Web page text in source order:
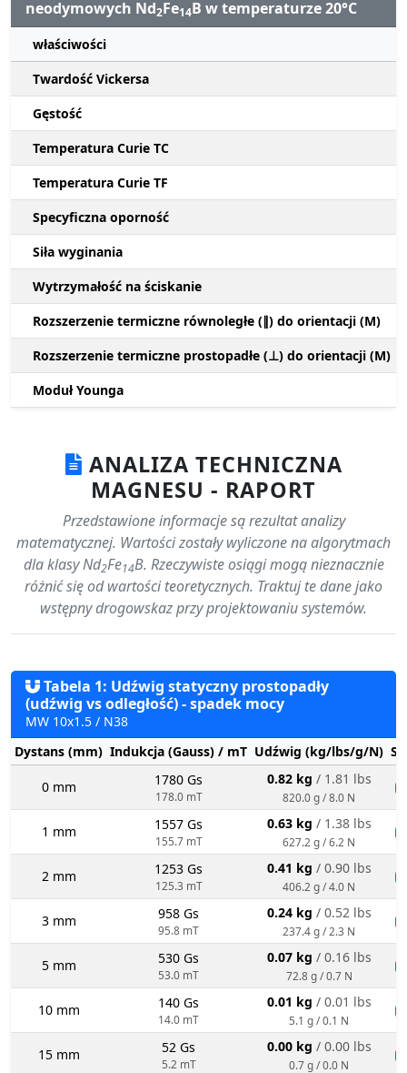
neodymowych Nd2Fe14B w temperaturze 20°C
właściwości
Twardość Vickersa
Gęstość
Temperatura Curie TC
Temperatura Curie TF
Specyficzna oporność
Siła wyginania
Wytrzymałość na ściskanie
Rozszerzenie termiczne równoległe (∥) do orientacji (M)
Rozszerzenie termiczne prostopadłe (⊥) do orientacji (M)
Moduł Younga
ANALIZA TECHNICZNA
MAGNESU - RAPORT
Przedstawione informacje są rezultat analizy
matematycznej. Wartości zostały wyliczone na algorytmach
dla klasy Nd2Fe14B. Rzeczywiste osiągi mogą nieznacznie
różnić się od wartości teoretycznych. Traktuj te dane jako
wstępny drogowskaz przy projektowaniu systemów.
Tabela 1: Udźwig statyczny prostopadły
(udźwig vs odległość) - spadek mocy
MW 10x1.5 / N38
Dystans (mm) Indukcja (Gauss) / mT Udźwig (kg/lbs/g/N)
0 mm 1780 Gs
178.0 mT
0.82 kg / 1.81 lbs
820.0 g / 8.0 N
1 mm 1557 Gs
155.7 mT
0.63 kg / 1.38 lbs
627.2 g / 6.2 N
2 mm 1253 Gs
125.3 mT
0.41 kg / 0.90 lbs
406.2 g / 4.0 N
3 mm 958 Gs
95.8 mT
0.24 kg / 0.52 lbs
237.4 g / 2.3 N
5 mm 530 Gs
53.0 mT
0.07 kg / 0.16 lbs
72.8 g / 0.7 N
10 mm 140 Gs
14.0 mT
0.01 kg / 0.01 lbs
5.1 g / 0.1 N
15 mm 52 Gs
5.2 mT
0.00 kg / 0.00 lbs
0.7 g / 0.0 N